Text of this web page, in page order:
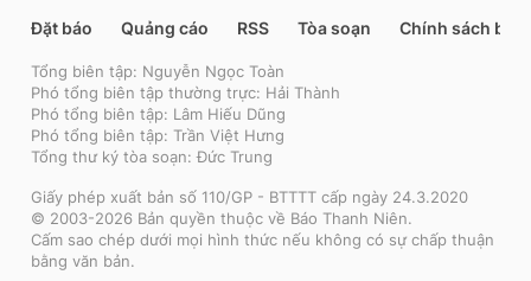
Đặt báo Quảng cáo RSS Tòa soạn Chính sách bảo
Tổng biên tập: Nguyễn Ngọc Toàn
Phó tổng biên tập thường trực: Hải Thành
Phó tổng biên tập: Lâm Hiếu Dũng
Phó tổng biên tập: Trần Việt Hưng
Tổng thư ký tòa soạn: Đức Trung
Giấy phép xuất bản số 110/GP - BTTTT cấp ngày 24.3.2020
© 2003-2026 Bản quyền thuộc về Báo Thanh Niên.
Cấm sao chép dưới mọi hình thức nếu không có sự chấp thuận
bằng văn bản.